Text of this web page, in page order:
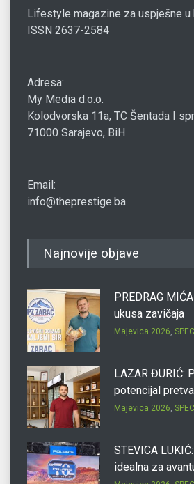
Lifestyle magazine za uspješne
ISSN 2637-2584
Adresa:
My Media d.o.o.
Kolodvorska 11a, TC Šentada I
71000 Sarajevo, BiH
Email:
info@theprestige.ba
Najnovije objave
PREDRAG
ukusa zavičaja
Majevica 2026,
LAZAR ĐURIĆ:
potencijal
Majevica 2026,
STEVICA
idealna za